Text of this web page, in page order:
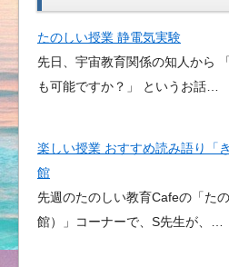
たのしい授業 静電気実験
先日、宇宙教育関係の知人から
も可能ですか？」 というお話…
楽しい授業 おすすめ読み語り「
館
先週のたのしい教育Cafeの「た
館）」コーナーで、S先生が、…